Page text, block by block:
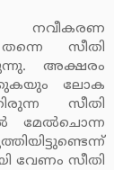
നവീകരണ
തന്നെ സീതി
അക്ഷരം
ലോക
സീതി
മേല്‍ചൊന്ന
വേണം സീതി